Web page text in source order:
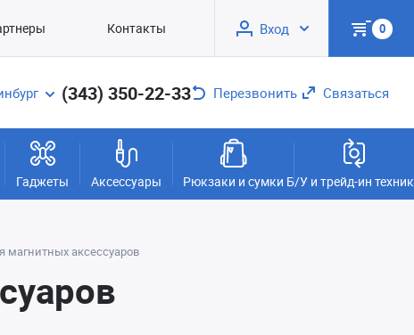
Контакты Вход 0
(343) 350-22-33 Перезвонить Связаться
Гаджеты Аксессуары Рюкзаки и сумки Б/У и трейд-ин
магнитных аксессуаров